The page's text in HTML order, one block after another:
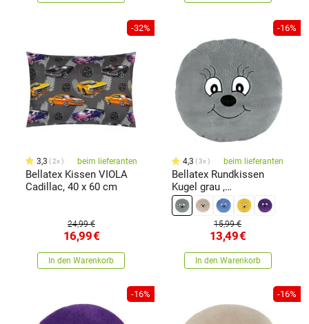
-32%
3,3 2x beim lieferanten
Bellatex Kissen VIOLA
Cadillac, 40 x 60 cm
24,99 €
16,99€
In den Warenkorb
-16%
4,3 3x beim lieferanten
Bellatex Rundkissen
Kugel grau ,
Durchmesser 35 cm
15,99 €
13,49€
In den Warenkorb
-16% -16%